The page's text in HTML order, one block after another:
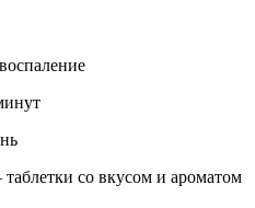
со вкусом и ароматом